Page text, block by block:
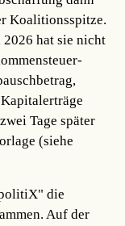
Koalitionsspitze.
hat sie nicht
Tage später
(siehe
die
Auf der